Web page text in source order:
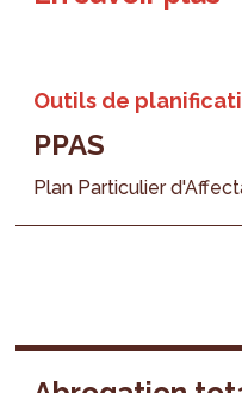
Outils de
PPAS
Plan Particulier